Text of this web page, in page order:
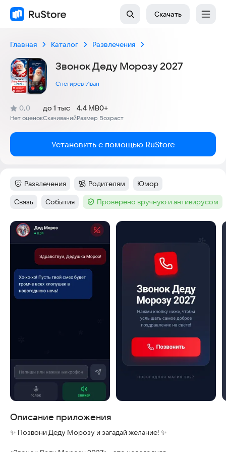
Скачать
Главная Каталог Развлечения
Звонок Деду Морозу 2027
Снегирёв Иван
Рейтинг:
0,0
(
Нет оценок
)
Скачиваний
до 1 тыс
Размер
4.4 MB
Возраст
0+
Установить с помощью RuStore
Категория:
Развлечения Категория:
Родителям Тег:
Юмор
Тег:
Связь Тег:
События Тег :Проверено вручную и антивирусом
Скриншоты
Описание приложения
✨ Позвони Деду Морозу и загадай желание! ✨